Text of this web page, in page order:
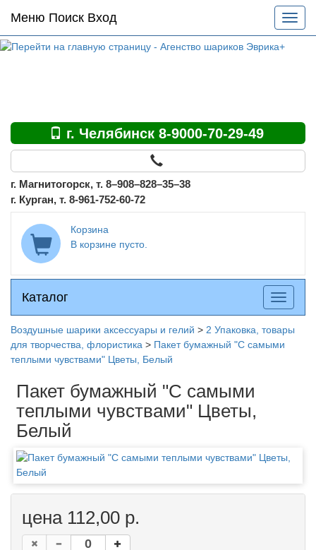
Основное
меню
по
Меню Поиск Вход
меню
г. Челябинск 8-9000-70-29-49
г. Магнитогорск, т. 8–908–828–35–38
г. Курган, т. 8-961-752-60-72
Корзина
В корзине пусто.
Каталог
Каталог
меню
Воздушные шарики аксессуары и гелий > 2 Упаковка, товары
для творчества, флористика > Пакет бумажный "С самыми
теплыми чувствами" Цветы, Белый
Пакет бумажный "С самыми
теплыми чувствами" Цветы,
Белый
цена 112,00 р.